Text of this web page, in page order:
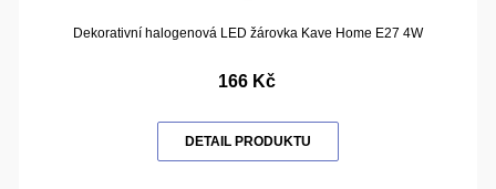
Dekorativní halogenová LED žárovka Kave Home E27 4W
166 Kč
DETAIL PRODUKTU